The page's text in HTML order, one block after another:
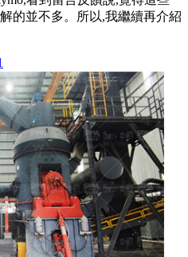
的並不多。所以,我繼續再介紹